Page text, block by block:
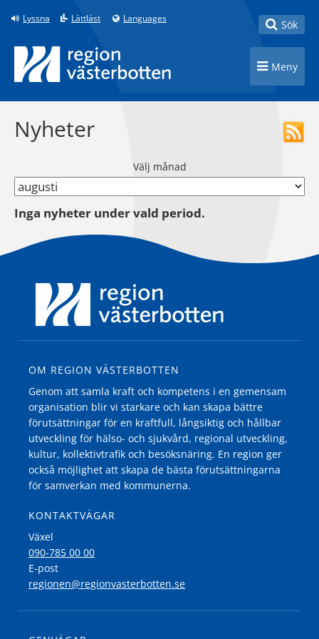
Till innehåll på sidan
Lyssna Lättläst Languages Toggle
Sök
Toggle
Meny
Nyheter
Välj månad
Inga nyheter under vald period.
OM REGION VÄSTERBOTTEN
Genom att samla kraft och kompetens i en gemensam
organisation blir vi starkare och kan skapa bättre
förutsättningar för en kraftfull, långsiktig och hållbar
utveckling för hälso- och sjukvård, regional utveckling,
kultur, kollektivtrafik och besöksnäring. En region ger
också möjlighet att skapa de bästa förutsättningarna
för samverkan med kommunerna.
KONTAKTVÄGAR
Växel
090-785 00 00
E-post
regionen@regionvasterbotten.se